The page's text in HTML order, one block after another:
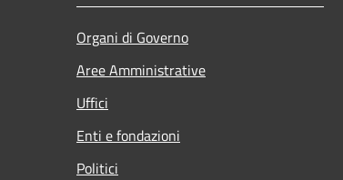
Organi di Governo
Aree Amministrative
Uffici
Enti e fondazioni
Politici